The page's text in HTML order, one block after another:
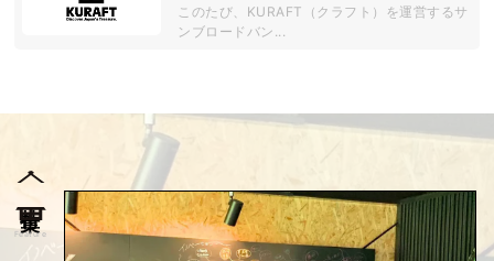
このたび、KURAFT（クラフト）を運営するサ
ンブロードバン...
Feature